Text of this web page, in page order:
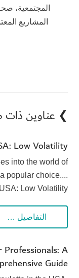
المجتمعية،
❯ عناوين
Low Volatility
into the world of
popular choice....
Low Volatility
التفاصيل …
A
Guide